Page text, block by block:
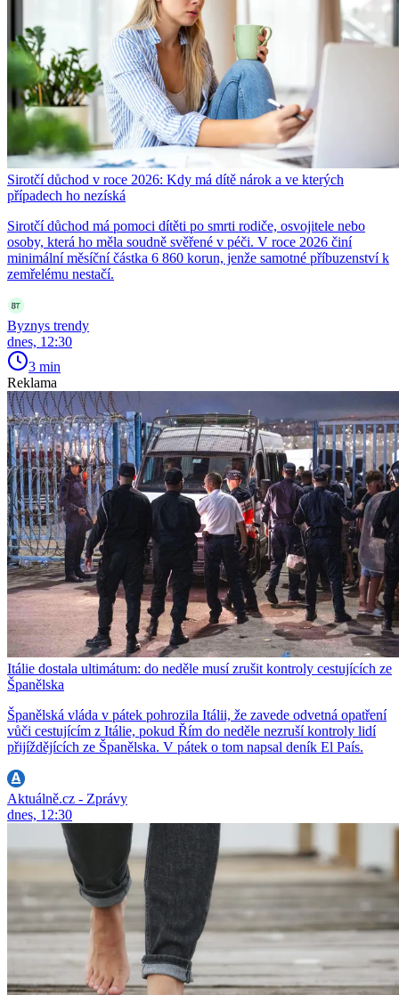
Sirotčí důchod v roce 2026: Kdy má dítě nárok a ve kterých
případech ho nezíská
Sirotčí důchod má pomoci dítěti po smrti rodiče, osvojitele nebo
osoby, která ho měla soudně svěřené v péči. V roce 2026 činí
minimální měsíční částka 6 860 korun, jenže samotné příbuzenství k
zemřelému nestačí.
Byznys trendy
dnes, 12:30
3 min
Reklama
Itálie dostala ultimátum: do neděle musí zrušit kontroly cestujících ze
Španělska
Španělská vláda v pátek pohrozila Itálii, že zavede odvetná opatření
vůči cestujícím z Itálie, pokud Řím do neděle nezruší kontroly lidí
přijíždějících ze Španělska. V pátek o tom napsal deník El País.
Aktuálně.cz - Zprávy
dnes, 12:30